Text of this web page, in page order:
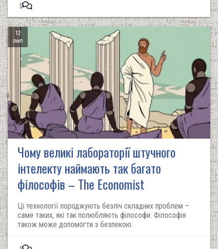
0
12
лип
Чому великі лабораторії штучного
інтелекту наймають так багато
філософів – The Economist
Ці технології породжують безліч складних проблем –
саме таких, які так полюбляють філософи. Філософія
також може допомогти з безпекою.